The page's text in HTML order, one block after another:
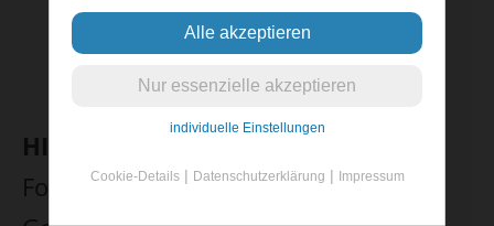
Dritte weitergegeben und mein Einverständnis kann
ich jederzeit zurücknehmen. Die
HINWEIS:
Sie können dieses
Formular nur absenden, wenn Sie
individuelle Einstellungen
Cookie-Details| Datenschutzerklärung | Impressum